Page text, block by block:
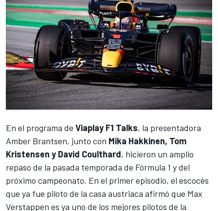
En el programa de Viaplay F1 Talks, la presentadora
Amber Brantsen, junto con Mika Hakkinen, Tom
Kristensen y David Coulthard, hicieron un amplio
repaso de la pasada temporada de Fórmula 1 y del
próximo campeonato. En el primer episodio, el escocés
que ya fue piloto de la casa austriaca afirmó que Max
Verstappen es ya uno de los mejores pilotos de la